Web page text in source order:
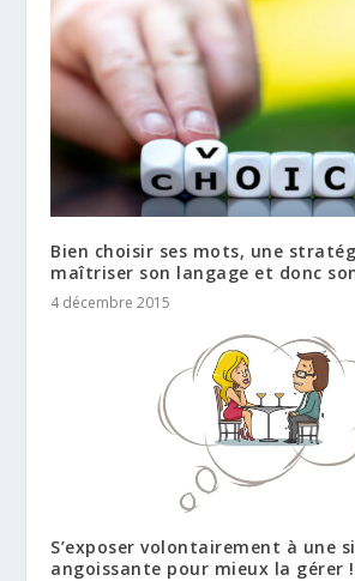
Bien choisir ses mots, une
maîtriser son langage et donc
4 décembre 2015
S’exposer volontairement à une
angoissante pour mieux la gérer !